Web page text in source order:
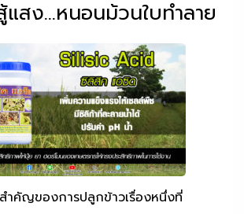
แสง…หนอนม้วนใบทำลาย
องการปลูกข้าวเรื่องหนึ่งที่